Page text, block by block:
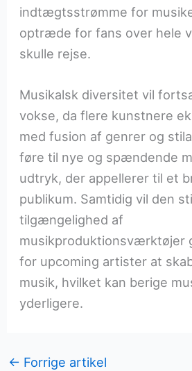
indtægtsstrømme for
optræde for fans over hele
skulle rejse.
Musikalsk diversitet vil
vokse, da flere kunstnere
med fusion af genrer og
føre til nye og spændende
udtryk, der appellerer til et
publikum. Samtidig vil den
tilgængelighed af
musikproduktionsværktøjer
for upcoming artister at
musik, hvilket kan berige
yderligere.
← Forrige artikel